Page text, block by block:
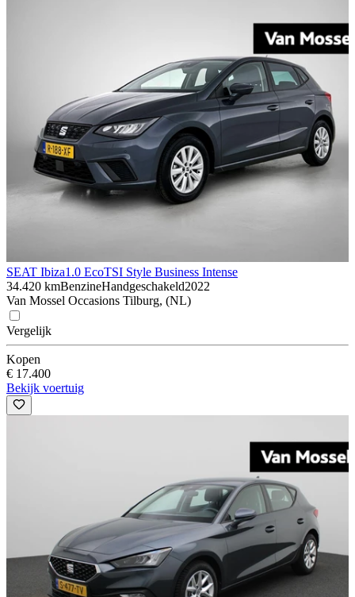
SEAT Ibiza1.0 EcoTSI Style Business Intense
34.420 kmBenzineHandgeschakeld2022
Van Mossel Occasions Tilburg, (NL)
Vergelijk
Kopen
€ 17.400
Bekijk voertuig